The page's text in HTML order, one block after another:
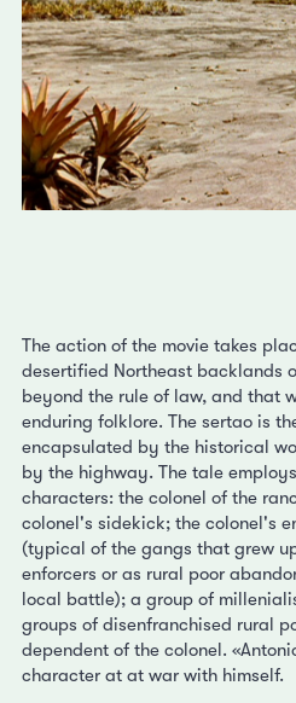
The action of the movie takes
desertified Northeast backlands
beyond the rule of law, and that
enduring folklore. The sertao is
encapsulated by the historical
by the highway. The tale
characters: the colonel of the
colonel's sidekick; the colonel's
(typical of the gangs that grew
enforcers or as rural poor
local battle); a group of
groups of disenfranchised rural
dependent of the colonel.
character at at war with himself.